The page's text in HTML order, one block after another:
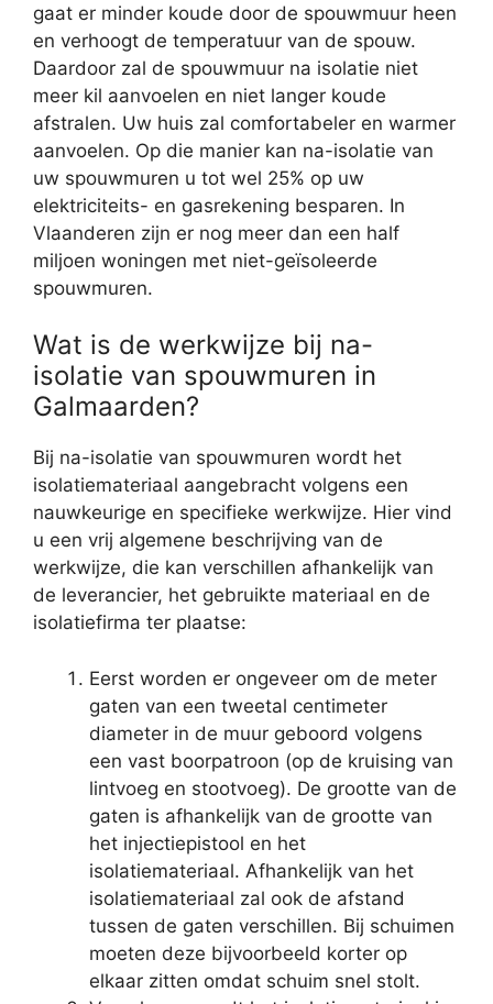
gaat er minder koude door de spouwmuur heen
en verhoogt de temperatuur van de spouw.
Daardoor zal de spouwmuur na isolatie niet
meer kil aanvoelen en niet langer koude
afstralen. Uw huis zal comfortabeler en warmer
aanvoelen. Op die manier kan na-isolatie van
uw spouwmuren u tot wel 25% op uw
elektriciteits- en gasrekening besparen. In
Vlaanderen zijn er nog meer dan een half
miljoen woningen met niet-geïsoleerde
spouwmuren.
Wat is de werkwijze bij na-
isolatie van spouwmuren in
Galmaarden?
Bij na-isolatie van spouwmuren wordt het
isolatiemateriaal aangebracht volgens een
nauwkeurige en specifieke werkwijze. Hier vind
u een vrij algemene beschrijving van de
werkwijze, die kan verschillen afhankelijk van
de leverancier, het gebruikte materiaal en de
isolatiefirma ter plaatse:
Eerst worden er ongeveer om de meter
gaten van een tweetal centimeter
diameter in de muur geboord volgens
een vast boorpatroon (op de kruising van
lintvoeg en stootvoeg). De grootte van de
gaten is afhankelijk van de grootte van
het injectiepistool en het
isolatiemateriaal. Afhankelijk van het
isolatiemateriaal zal ook de afstand
tussen de gaten verschillen. Bij schuimen
moeten deze bijvoorbeeld korter op
elkaar zitten omdat schuim snel stolt.